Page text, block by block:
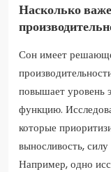
Насколько
Сон имеет
повышает уровень
функцию.
которые
выносливость,
Например, одно